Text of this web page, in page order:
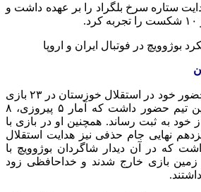
۸۳ بازی هدایت ستاره سرخ بلگراد را بر عهده داشت و
بوژوویچ در مدت زمان حضور خود در استقلال خوزستان در ۲۳ بازی
لیگ برتر روی نیمکت این تیم حضور داشت که آمار ۵ پیروزی، ۸
را از خود به ثبت رساند. همچنین او در بازی با
نهایی جام حذفی نیز هدایت استقلال
که در آن دیدار شاگردان بوژوویچ با
بازی خارج شدند و خداحافظی زود